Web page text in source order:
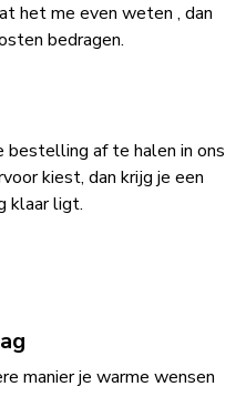
het me even weten , dan
bedragen.
bestelling af te halen in ons
kiest, dan krijg je een
klaar ligt.
manier je warme wensen